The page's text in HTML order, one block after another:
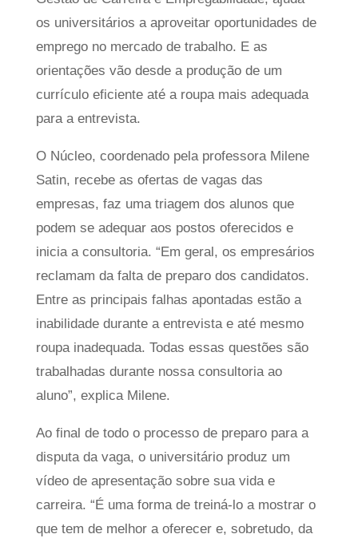
os universitários a aproveitar oportunidades de
emprego no mercado de trabalho. E as
orientações vão desde a produção de um
currículo eficiente até a roupa mais adequada
para a entrevista.
O Núcleo, coordenado pela professora Milene
Satin, recebe as ofertas de vagas das
empresas, faz uma triagem dos alunos que
podem se adequar aos postos oferecidos e
inicia a consultoria. “Em geral, os empresários
reclamam da falta de preparo dos candidatos.
Entre as principais falhas apontadas estão a
inabilidade durante a entrevista e até mesmo
roupa inadequada. Todas essas questões são
trabalhadas durante nossa consultoria ao
aluno”, explica Milene.
Ao final de todo o processo de preparo para a
disputa da vaga, o universitário produz um
vídeo de apresentação sobre sua vida e
carreira. “É uma forma de treiná-lo a mostrar o
que tem de melhor a oferecer e, sobretudo, da